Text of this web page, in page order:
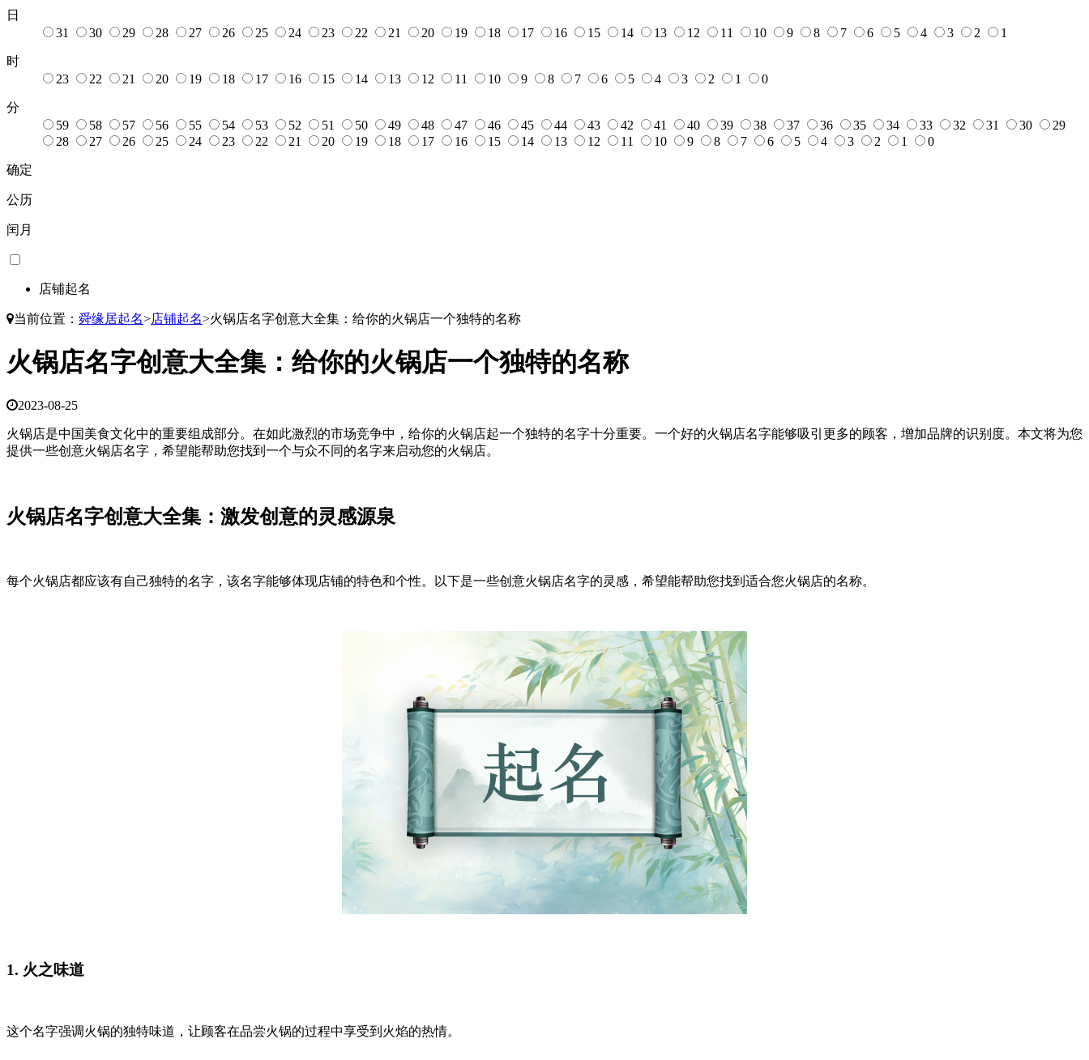
日
31
30 29 28 27 26 25 24 23 22 21 20 19 18 17 16 15 14 13 12 11 10 9 8 7 6 5 4 3 2 1
时
23
22 21 20 19 18 17 16 15 14 13 12 11 10 9 8 7 6 5 4 3 2 1 0
分
59
58 57 56 55 54 53 52 51 50 49 48 47 46 45 44 43 42 41 40 39 38 37 36 35 34 33 32 31 30
29
28
27 26 25 24 23 22 21 20 19 18 17 16 15 14 13 12 11 10 9 8 7 6 5 4 3 2 1 0
确定
公历
闰月
店铺起名
当前位置： 舜缘居起名>店铺起名>火锅店名字创意大全集：给你的火锅店一个独特的名称
火锅店名字创意大全集：给你的火锅店一个独特的名称
2023-08-25
火锅店是中国美食文化中的重要组成部分。 在如此激烈的市场竞争中，给你的火锅店起一个独特的名字十分重要。一个好的火锅店名字能够吸引更多的顾客，增加品牌的识别度。本文将为您
提供一些创意火锅店名字，希望能帮助您找到一个与众不同的名字来启动您的火锅店。
火锅店名字创意大全集：激发创意的灵感源泉
每个火锅店都应该有自己独特的名字，该名字能够体现店铺的特色和个性。以下是一些创意火锅店名字的灵感，希望能帮助您找到适合您火锅店的名称。
1. 火之味道
这个名字强调火锅的独特味道，让顾客在品尝火锅的过程中享受到火焰的热情。